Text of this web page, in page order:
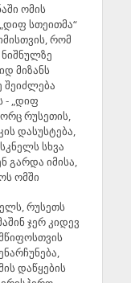
ომის
სთეითმა“
რომ
მიზანს
შეიძლება
- „დიფ
რუსეთის,
დასუსტება,
სხვა
გარდა იმისა,
ომში
რუსეთს
ჯერ კიდევ
დაწყების